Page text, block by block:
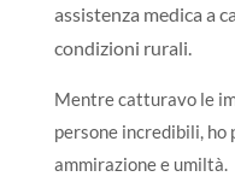
assistenza medica a
condizioni rurali.
Mentre catturavo le
persone incredibili, ho
ammirazione e umiltà.